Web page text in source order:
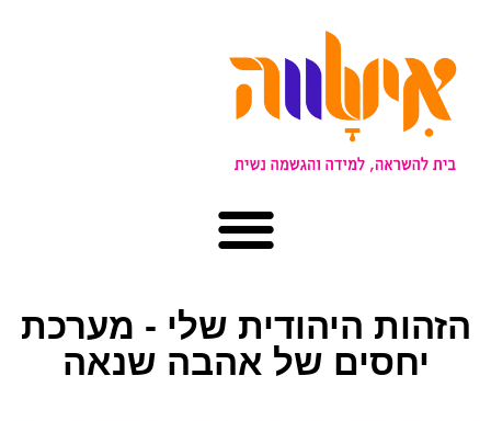
הזהות היהודית שלי - מערכת
יחסים של אהבה שנאה